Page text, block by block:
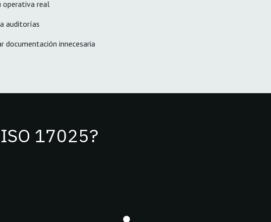
operativa real
auditorías
documentación innecesaria
17025?